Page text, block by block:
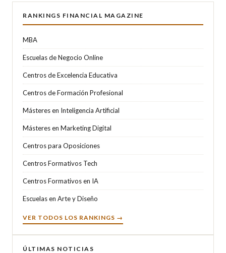
RANKINGS FINANCIAL MAGAZINE
MBA
Escuelas de Negocio Online
Centros de Excelencia Educativa
Centros de Formación Profesional
Másteres en Inteligencia Artificial
Másteres en Marketing Digital
Centros para Oposiciones
Centros Formativos Tech
Centros Formativos en IA
Escuelas en Arte y Diseño
VER TODOS LOS RANKINGS →
ÚLTIMAS NOTICIAS